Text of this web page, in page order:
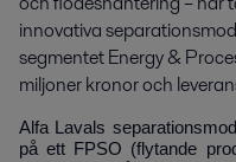
innovativa
segmentet Energy &
miljoner kronor och
Alfa Lavals
på ett FPSO (flytande